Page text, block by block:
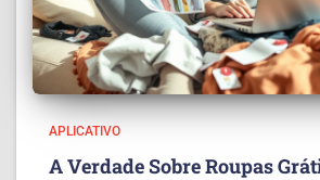
APLICATIVO
A Verdade Sobre Roupas